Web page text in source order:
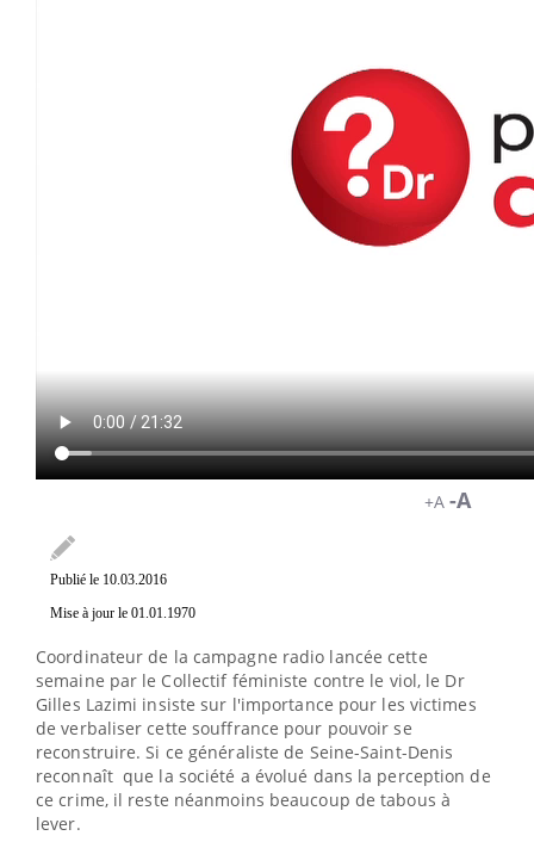
+A -A
Publié le 10.03.2016
Mise à jour le 01.01.1970
Coordinateur de la campagne radio lancée cette
semaine par le Collectif féministe contre le viol, le Dr
Gilles Lazimi insiste sur l'importance pour les victimes
de verbaliser cette souffrance pour pouvoir se
reconstruire. Si ce généraliste de Seine-Saint-Denis
reconnaît que la société a évolué dans la perception de
ce crime, il reste néanmoins beaucoup de tabous à
lever.